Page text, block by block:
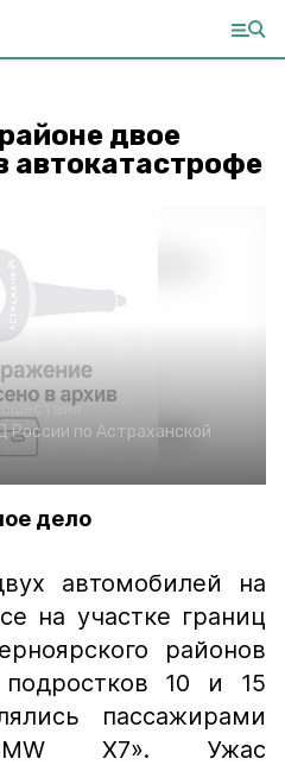
двое
автокатастрофе
по Астраханской
дело
автомобилей на
на участке границ
районов
10 и 15
пассажирами
Х7». Ужас